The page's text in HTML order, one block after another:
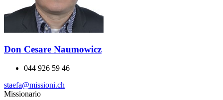
Don Cesare Naumowicz
044 926 59 46
staefa@missioni.ch
Missionario